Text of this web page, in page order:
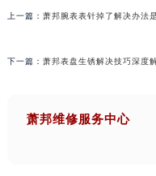
上一篇： 萧邦腕表表针掉了解决办法
下一篇： 萧邦表盘生锈解决技巧深度
萧邦维修服务中心